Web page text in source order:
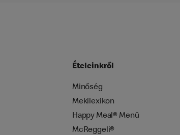
Ételeinkről
Minőség
Mekilexikon
Happy Meal® Menü
McReggeli®